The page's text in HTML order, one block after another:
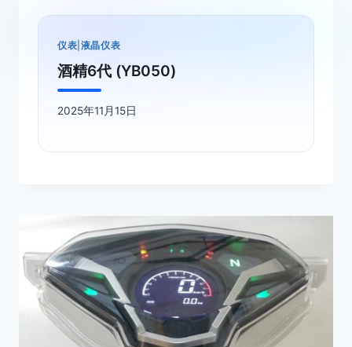
仪表 液晶仪表
酒精6代 (YB050)
2025年11月15日